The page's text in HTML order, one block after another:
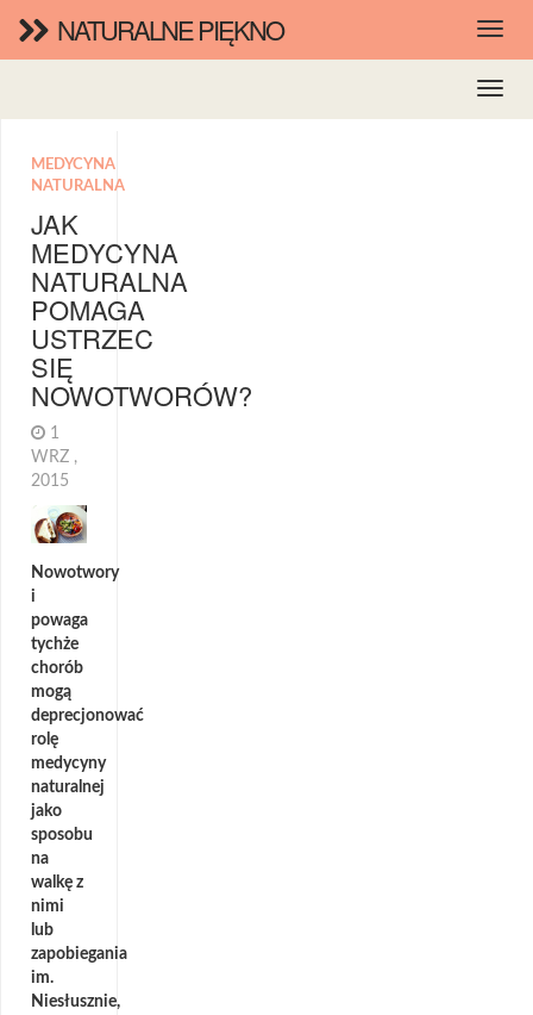
NATURALNE PIĘKNO
MEDYCYNA
NATURALNA
JAK
MEDYCYNA
NATURALNA
POMAGA
USTRZEC
SIĘ
NOWOTWORÓW?
1
WRZ ,
2015
Nowotwory
i
powaga
tychże
chorób
mogą
deprecjonować
rolę
medycyny
naturalnej
jako
sposobu
na
walkę z
nimi
lub
zapobiegania
im.
Niesłusznie,